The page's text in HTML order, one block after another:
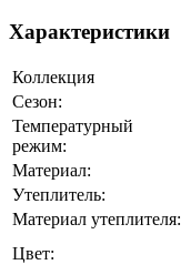
Характеристики
Коллекция
Сезон:
Температурный
режим:
Материал:
Утеплитель:
Материал утеплителя:
Цвет: